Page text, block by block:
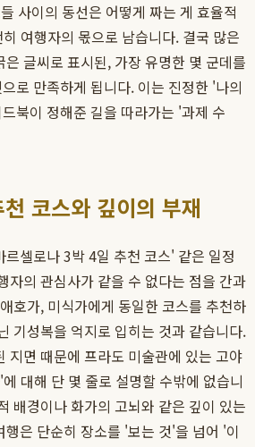
사이의 동선은 어떻게 짜는 게 효율적
여행자의 몫으로 남습니다. 결국 많은
글씨로 표시된, 가장 유명한 몇 군데를
로 만족하게 됩니다. 이는 진정한 '나의
북이 정해준 길을 따라가는 '과제 수
코스와 깊이의 부재
셀로나 3박 4일 추천 코스' 같은 일정
자의 관심사가 같을 수 없다는 점을 간과
호가, 미식가에게 동일한 코스를 추천하
기성복을 억지로 입히는 것과 같습니다.
지면 때문에 프라도 미술관에 있는 고야
대해 단 몇 줄로 설명할 수밖에 없습니
배경이나 화가의 고뇌와 같은 깊이 있는
행은 단순히 장소를 '보는 것'을 넘어 '이